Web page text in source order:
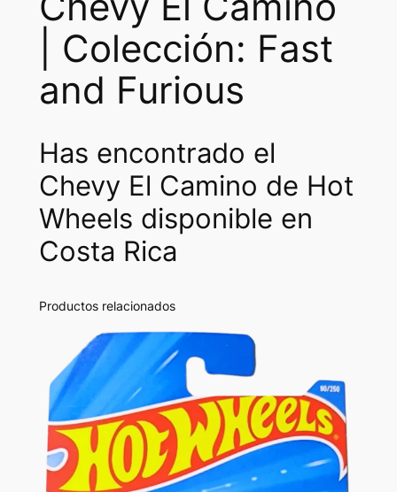
| Colección: Fast
and Furious
Has encontrado el
Chevy El Camino de Hot
Wheels disponible en
Costa Rica
Productos relacionados